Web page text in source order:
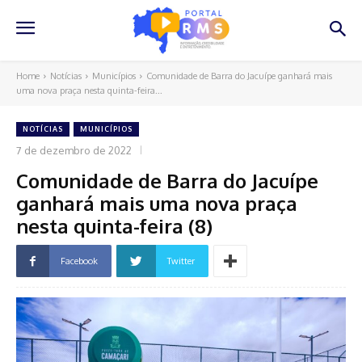
Home Notícias Municípios
Comunidade de Barra do Jacuípe ganhará mais
uma nova praça nesta quinta-feira...
NOTÍCIAS MUNICÍPIOS
7 de dezembro de 2022
Comunidade de Barra do Jacuípe
ganhará mais uma nova praça
nesta quinta-feira (8)
Facebook Twitter